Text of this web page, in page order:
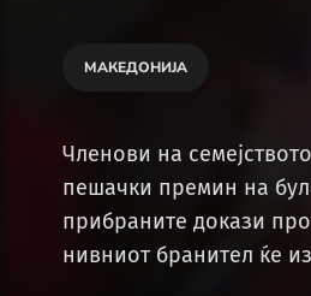
МАКЕДОНИЈА
Членови на
пешачки премин на
прибраните докази
нивниот бранител ќе